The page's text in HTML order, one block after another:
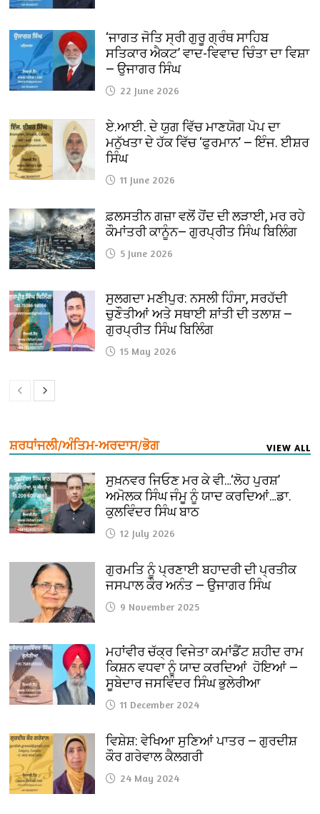
‘ਜਾਗਤ ਜੋਤਿ ਸ੍ਰੀ ਗੁਰੂ ਗ੍ਰੰਥ ਸਾਹਿਬ
ਸਤਿਕਾਰ ਐਕਟ’ ਵਾਦ-ਵਿਵਾਦ ਚਿੰਤਾ ਦਾ ਵਿਸ਼ਾ
— ਉਜਾਗਰ ਸਿੰਘ
22 June 2026
ਏ.ਆਈ. ਦੇ ਯੁਗ ਵਿੱਚ ਮਾਣਯੋਗ ਪੋਪ ਦਾ
ਮਨੁੱਖਤਾ ਦੇ ਹੱਕ ਵਿੱਚ ‘ਫੁਰਮਾਨ’ — ਇੰਜ. ਈਸ਼ਰ
ਸਿੰਘ
11 June 2026
ਫ਼ਲਸਤੀਨ ਗਜ਼ਾ ਵਲੋਂ ਹੋਂਦ ਦੀ ਲੜਾਈ, ਮਰ ਰਹੇ
ਕੌਮਾਂਤਰੀ ਕਾਨੂੰਨ— ਗੁਰਪ੍ਰੀਤ ਸਿੰਘ ਬਿਲਿੰਗ
5 June 2026
ਸੁਲਗਦਾ ਮਣੀਪੁਰ: ਨਸਲੀ ਹਿੰਸਾ, ਸਰਹੱਦੀ
ਚੁਣੌਤੀਆਂ ਅਤੇ ਸਥਾਈ ਸ਼ਾਂਤੀ ਦੀ ਤਲਾਸ਼ —
ਗੁਰਪ੍ਰੀਤ ਸਿੰਘ ਬਿਲਿੰਗ
15 May 2026
ਸ਼ਰਧਾਂਜਲੀ/ਅੰਤਿਮ-ਅਰਦਾਸ/ਭੋਗ VIEW ALL
ਸੁਖ਼ਨਵਰ ਜਿਓਣ ਮਰ ਕੇ ਵੀ…‘ਲੋਹ ਪੁਰਸ਼’
ਅਮੋਲਕ ਸਿੰਘ ਜੰਮੂ ਨੂੰ ਯਾਦ ਕਰਦਿਆਂ…ਡਾ.
ਕੁਲਵਿੰਦਰ ਸਿੰਘ ਬਾਠ
12 July 2026
ਗੁਰਮਤਿ ਨੂੰ ਪ੍ਰਣਾਈ ਬਹਾਦਰੀ ਦੀ ਪ੍ਰਤੀਕ
ਜਸਪਾਲ ਕੌਰ ਅਨੰਤ — ਉਜਾਗਰ ਸਿੰਘ
9 November 2025
ਮਹਾਂਵੀਰ ਚੱਕ੍ਰ ਵਿਜੇਤਾ ਕਮਾਂਡੈਂਟ ਸ਼ਹੀਦ ਰਾਮ
ਕਿਸ਼ਨ ਵਧਵਾ ਨੂੰ ਯਾਦ ਕਰਦਿਆਂ ਹੋਇਆਂ —
ਸੂਬੇਦਾਰ ਜਸਵਿੰਦਰ ਸਿੰਘ ਭੁਲੇਰੀਆ
11 December 2024
ਵਿਸ਼ੇਸ਼: ਵੇਖਿਆ ਸੁਣਿਆਂ ਪਾਤਰ — ਗੁਰਦੀਸ਼
ਕੌਰ ਗਰੇਵਾਲ ਕੈਲਗਰੀ
24 May 2024